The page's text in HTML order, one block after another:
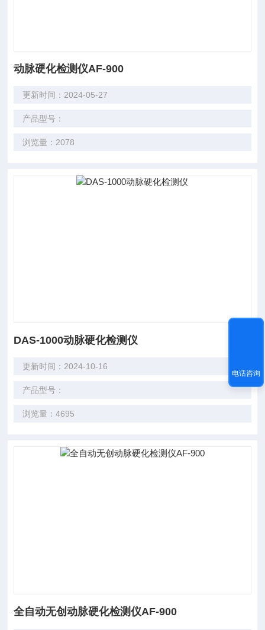
动脉硬化检测仪AF-900
更新时间：2024-05-27
产品型号：
浏览量：2078
DAS-1000动脉硬化检测仪
更新时间：2024-10-16
产品型号：
浏览量：4695
全自动无创动脉硬化检测仪AF-900
电话咨询